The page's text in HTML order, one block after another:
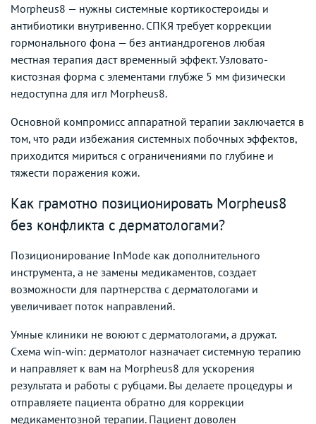
Morpheus8 — нужны системные кортикостероиды и
антибиотики внутривенно. СПКЯ требует коррекции
гормонального фона — без антиандрогенов любая
местная терапия даст временный эффект. Узловато-
кистозная форма с элементами глубже 5 мм физически
недоступна для игл Morpheus8.
Основной компромисс аппаратной терапии заключается в
том, что ради избежания системных побочных эффектов,
приходится мириться с ограничениями по глубине и
тяжести поражения кожи.
Как грамотно позиционировать Morpheus8
без конфликта с дерматологами?
Позиционирование InMode как дополнительного
инструмента, а не замены медикаментов, создает
возможности для партнерства с дерматологами и
увеличивает поток направлений.
Умные клиники не воюют с дерматологами, а дружат.
Схема win-win: дерматолог назначает системную терапию
и направляет к вам на Morpheus8 для ускорения
результата и работы с рубцами. Вы делаете процедуры и
отправляете пациента обратно для коррекции
медикаментозной терапии. Пациент доволен